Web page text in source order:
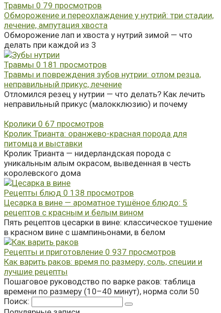
Травмы 0 79 просмотров
Обморожение и переохлаждение у нутрий: три стадии,
лечение, ампутация хвоста
Обморожение лап и хвоста у нутрий зимой — что
делать при каждой из 3
Травмы 0 181 просмотров
Травмы и повреждения зубов нутрии: отлом резца,
неправильный прикус, лечение
Отломился резец у нутрии — что делать? Как лечить
неправильный прикус (малокклюзию) и почему
Кролики 0 67 просмотров
Кролик Трианта: оранжево-красная порода для
питомца и выставки
Кролик Трианта — нидерландская порода с
уникальным алым окрасом, выведенная в честь
королевского дома
Рецепты блюд 0 138 просмотров
Цесарка в вине — ароматное тушёное блюдо: 5
рецептов с красным и белым вином
Пять рецептов цесарки в вине: классическое тушение
в красном вине с шампиньонами, в белом
Рецепты и приготовление 0 937 просмотров
Как варить раков: время по размеру, соль, специи и
лучшие рецепты
Пошаговое руководство по варке раков: таблица
времени по размеру (10–40 минут), норма соли 50
Поиск: